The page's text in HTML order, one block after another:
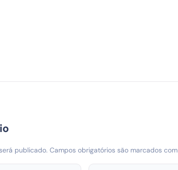
publicado. Campos obrigatórios são marcados com